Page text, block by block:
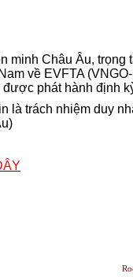
minh Châu Âu, trọng
về EVFTA
phát hành định
là trách nhiệm duy